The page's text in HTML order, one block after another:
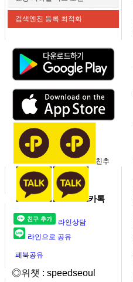
검색엔진 등록 최적화
친추
카톡
라인상담
라인으로 공유
페북공유
◎위챗 : speedseoul